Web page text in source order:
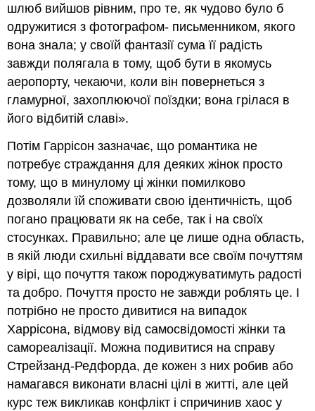
шлюб вийшов рівним, про те, як чудово було б
одружитися з фотографом- письменником, якого
вона знала; у своїй фантазії сума її радість
завжди полягала в тому, щоб бути в якомусь
аеропорту, чекаючи, коли він повернеться з
гламурної, захоплюючої поїздки; вона грілася в
його відбитій славі».
Потім Гаррісон зазначає, що романтика не
потребує страждання для деяких жінок просто
тому, що в минулому ці жінки помилково
дозволяли їй споживати свою ідентичність, щоб
погано працювати як на себе, так і на своїх
стосунках. Правильно; але це лише одна область,
в якій люди схильні віддавати все своїм почуттям
у вірі, що почуття також породжуватимуть радості
та добро. Почуття просто не завжди роблять це. І
потрібно не просто дивитися на випадок
Харрісона, відмову від самосвідомості жінки та
самореалізації. Можна подивитися на справу
Стрейзанд-Редфорда, де кожен з них робив або
намагався виконати власні цілі в житті, але цей
курс теж викликав конфлікт і спричинив хаос у